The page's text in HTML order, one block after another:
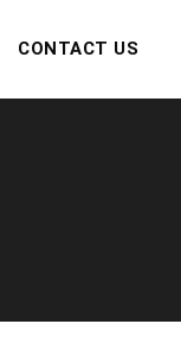
CONTACT US